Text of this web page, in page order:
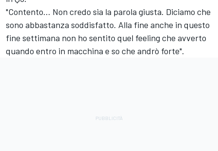
"Contento... Non credo sia la parola giusta. Diciamo che
sono abbastanza soddisfatto. Alla fine anche in questo
fine settimana non ho sentito quel feeling che avverto
quando entro in macchina e so che andrò forte".